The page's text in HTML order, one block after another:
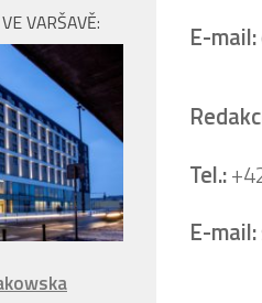
E-mail:
Tel.:
E-mail:
zvýšíte
nebo
snížíte
úroveň
hlasitosti.
VARŠAVĚ: